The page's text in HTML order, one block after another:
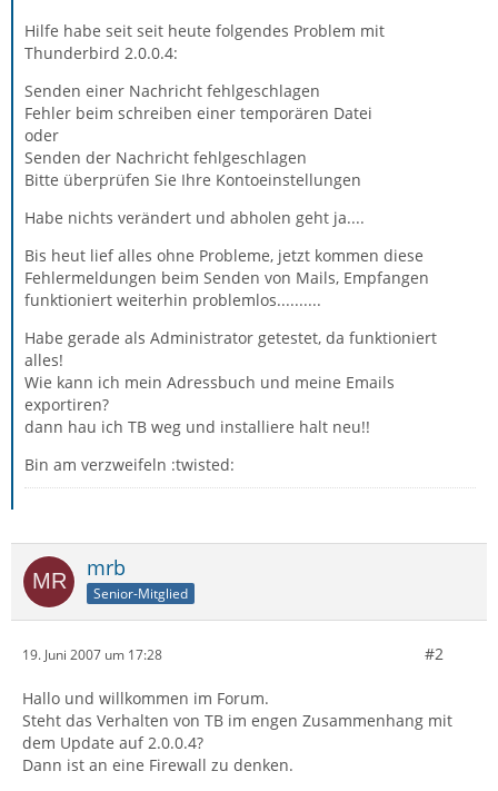
Hilfe habe seit seit heute folgendes Problem mit
Thunderbird 2.0.0.4:
Senden einer Nachricht fehlgeschlagen
Fehler beim schreiben einer temporären Datei
oder
Senden der Nachricht fehlgeschlagen
Bitte überprüfen Sie Ihre Kontoeinstellungen
Habe nichts verändert und abholen geht ja....
Bis heut lief alles ohne Probleme, jetzt kommen diese
Fehlermeldungen beim Senden von Mails, Empfangen
funktioniert weiterhin problemlos..........
Habe gerade als Administrator getestet, da funktioniert
alles!
Wie kann ich mein Adressbuch und meine Emails
exportiren?
dann hau ich TB weg und installiere halt neu!!
Bin am verzweifeln :twisted:
mrb
Senior-Mitglied
19. Juni 2007 um 17:28 #2
Hallo und willkommen im Forum.
Steht das Verhalten von TB im engen Zusammenhang mit
dem Update auf 2.0.0.4?
Dann ist an eine Firewall zu denken.